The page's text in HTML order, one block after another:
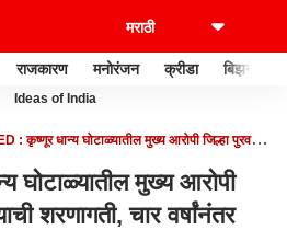
राजकारण मनोरंजन क्रीडा बिझनेस
Ideas of India
: कृष्णूर धान्य घोटाळ्यातील मुख्य आरोपी जिल्हा पुरवठा
घोटाळ्यातील मुख्य आरोपी
शरणागती, चार वर्षांनंतर